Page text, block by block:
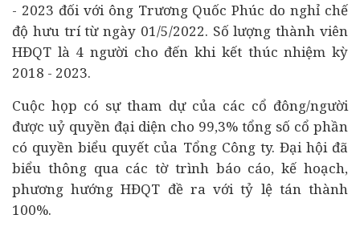
- 2023 đối với ông Trương Quốc Phúc do nghỉ chế
độ hưu trí từ ngày 01/5/2022. Số lượng thành viên
HĐQT là 4 người cho đến khi kết thúc nhiệm kỳ
2018 - 2023.
Cuộc họp có sự tham dự của các cổ đông/người
được uỷ quyền đại diện cho 99,3% tổng số cổ phần
có quyền biểu quyết của Tổng Công ty. Đại hội đã
biểu thông qua các tờ trình báo cáo, kế hoạch,
phương hướng HĐQT đề ra với tỷ lệ tán thành
100%.